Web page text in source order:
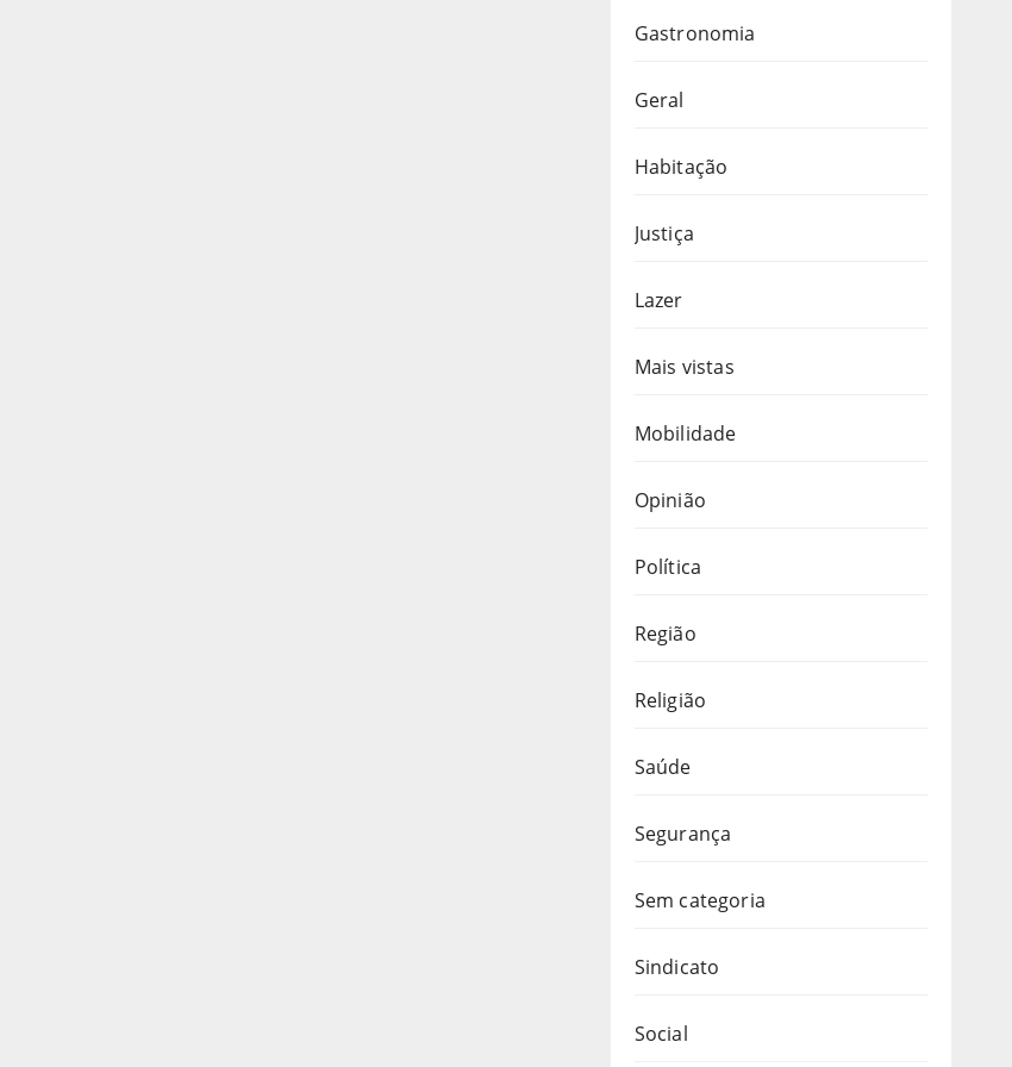
Gastronomia
Geral
Habitação
Justiça
Lazer
Mais vistas
Mobilidade
Opinião
Política
Região
Religião
Saúde
Segurança
Sem categoria
Sindicato
Social